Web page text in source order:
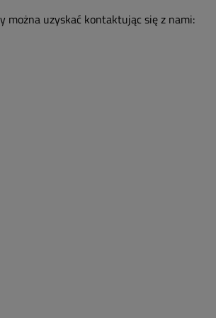
można uzyskać kontaktując się z nami: